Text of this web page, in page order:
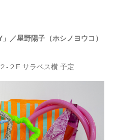
／星野陽子（ホシノヨウコ）
-２F サラベス横 予定